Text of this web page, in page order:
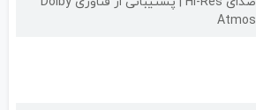
Atmos